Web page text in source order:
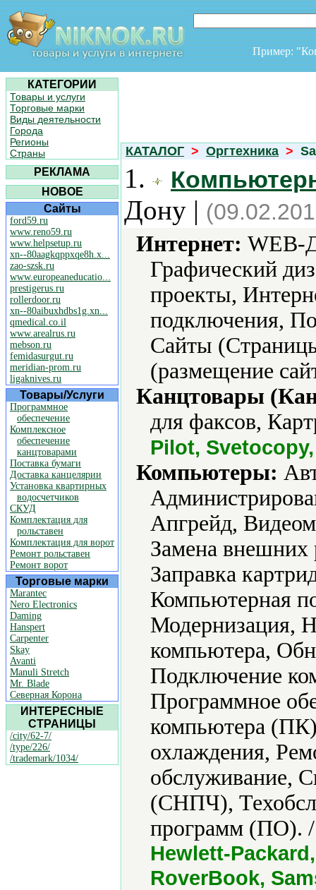
Пример:
КАТЕГОРИИ
Товары и услуги
Торговые марки
Виды деятельности
Города
Регионы
Страны
РЕКЛАМА
НОВОЕ
Сайты
ford59.ru
www.reno59.ru
www.helpsetup.ru
xn--80aagkqppxqe8h.x...
zao-szsk.ru
www.europeaneducatio...
prestigerus.ru
rollerdoor.ru
xn--80aibuxhdbs1g.xn...
qmedical.co.il
www.arealrus.ru
mebson.ru
femidasurgut.ru
meridian-prom.ru
ligaknives.ru
Товары/Услуги
Программное
обеспечение
Комплексное
обеспечение
канцтоварами
Поставка бумаги
Доставка канцелярии
Установка квартирных
водосчетчиков
СКУД
Комплектация для
рольставен
Комплектация для ворот
Ремонт рольставен
Ремонт ворот
Торговые марки
Marantec
Nero Electronics
Daming
Hanspert
Carpenter
Skay
Avanti
Manuli Stretch
Mr. Blade
Северная Корона
ИНТЕРЕСНЫЕ
СТРАНИЦЫ
/city/62-7/
/type/226/
/trademark/1034/
КАТАЛОГ > Оргтехника >
1.
Дону |
Интернет: WEB-
Графический
проекты,
подключения,
Сайты
(размещение
Канцтовары
для факсов,
Pilot,
Компьютеры:
Апгрейд,
Замена внешних
Заправка
Компьютерная
Модернизация,
компьютера,
Подключение
Программное
компьютера
охлаждения,
обслуживание,
(СНПЧ),
программ (ПО).
Hewlett-
RoverBook,